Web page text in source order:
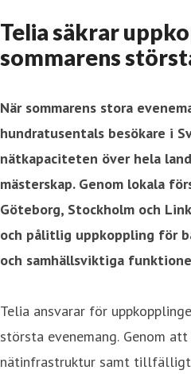
Telia säkrar
sommarens
När sommarens stora
hundratusentals besökare i
nätkapaciteten över hela
mästerskap. Genom lokala
Göteborg, Stockholm och
och pålitlig uppkoppling för
och samhällsviktiga
Telia ansvarar för
största evenemang. Genom
nätinfrastruktur samt